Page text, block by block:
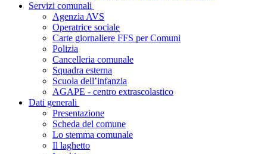
Servizi comunali
Agenzia AVS
Operatrice sociale
Carte giornaliere FFS per Comuni
Polizia
Cancelleria comunale
Squadra esterna
Scuola dell’infanzia
AGAPE - centro extrascolastico
Dati generali
Presentazione
Scheda del comune
Lo stemma comunale
Il laghetto